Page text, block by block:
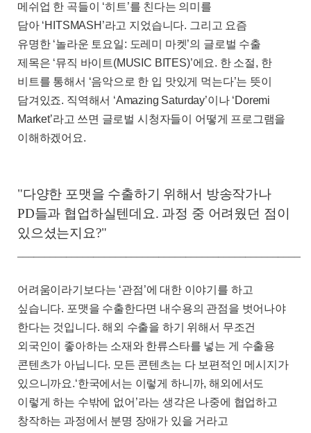
메쉬업 한 곡들이 ‘히트’를 친다는 의미를
담아 ‘HITSMASH’라고 지었습니다. 그리고 요즘
유명한 ‘놀라운 토요일: 도레미 마켓’의 글로벌 수출
제목은 ‘뮤직 바이트(MUSIC BITES)’에요. 한 소절, 한
비트를 통해서 ‘음악으로 한 입 맛있게 먹는다’는 뜻이
담겨있죠. 직역해서 ‘Amazing Saturday’이나 ‘Doremi
Market’라고 쓰면 글로벌 시청자들이 어떻게 프로그램을
이해하겠어요.
"다양한 포맷을 수출하기 위해서 방송작가나
PD들과 협업하실텐데요. 과정 중 어려웠던 점이
있으셨는지요?"
어려움이라기보다는 ‘관점’에 대한 이야기를 하고
싶습니다. 포맷을 수출한다면 내수용의 관점을 벗어나야
한다는 것입니다.해외 수출을 하기 위해서 무조건
외국인이 좋아하는 소재와 한류스타를 넣는 게 수출용
콘텐츠가 아닙니다. 모든 콘텐츠는 다 보편적인 메시지가
있으니까요.‘한국에서는 이렇게 하니까,해외에서도
이렇게 하는 수밖에 없어 ’라는 생각은 나중에 협업하고
창작하는 과정에서 분명 장애가 있을 거라고